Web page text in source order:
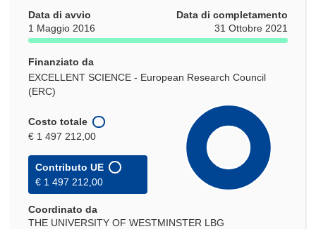
Data di avvio
1 Maggio 2016
Data di completamento
31 Ottobre 2021
Finanziato da
EXCELLENT SCIENCE - European Research Council
(ERC)
Costo totale
€ 1 497 212,00
Contributo UE
€ 1 497 212,00
Coordinato da
THE UNIVERSITY OF WESTMINSTER LBG